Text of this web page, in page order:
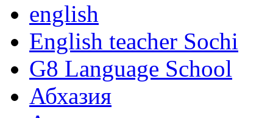
english
English teacher Sochi
G8 Language School
Абхазия